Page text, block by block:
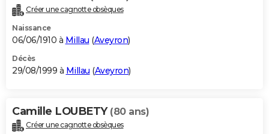
Créer une cagnotte obsèques
Naissance
06/06/1910 à Millau (Aveyron)
Décès
29/08/1999 à Millau (Aveyron)
Camille LOUBETY (80 ans)
Créer une cagnotte obsèques